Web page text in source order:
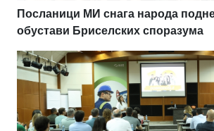
Посланици МИ снага народа
обустави Бриселских споразума